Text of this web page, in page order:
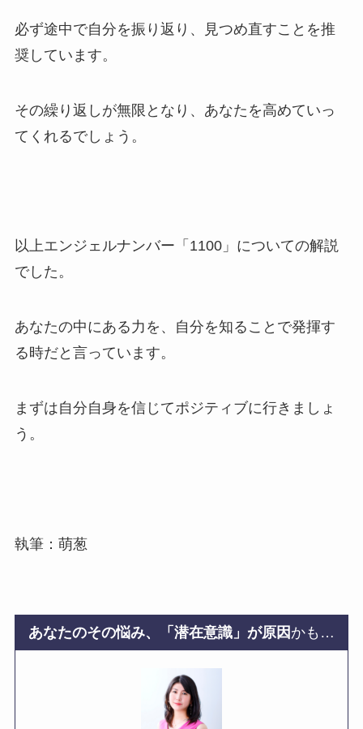
必ず途中で自分を振り返り、見つめ直すことを推
奨しています。
その繰り返しが無限となり、あなたを高めていっ
てくれるでしょう。
以上エンジェルナンバー「1100」についての解説
でした。
あなたの中にある力を、自分を知ることで発揮す
る時だと言っています。
まずは自分自身を信じてポジティブに行きましょ
う。
執筆：萌葱
あなたのその悩み、「潜在意識」が原因 かも…